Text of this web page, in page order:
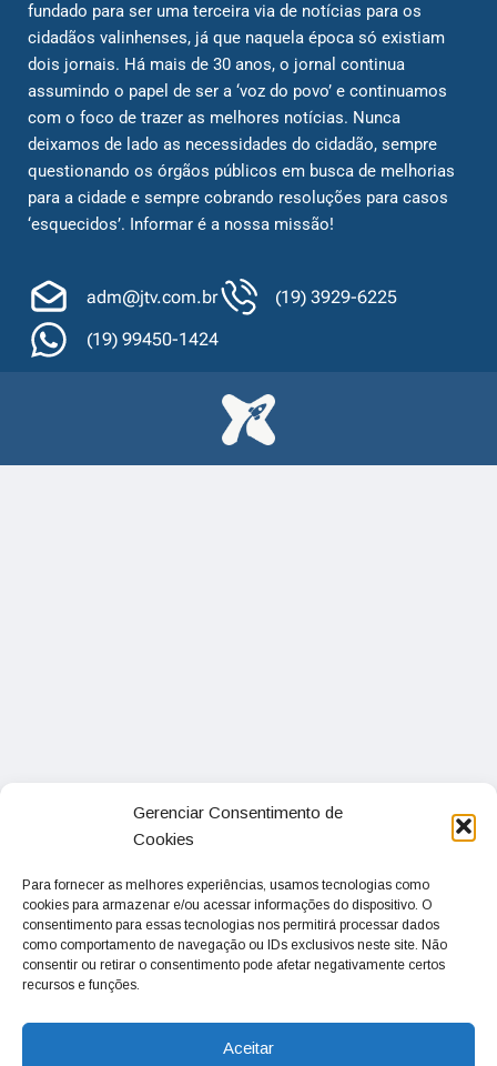
Gerenciar Consentimento de
Cookies
Para fornecer as melhores experiências, usamos tecnologias como
cookies para armazenar e/ou acessar informações do dispositivo. O
consentimento para essas tecnologias nos permitirá processar dados
como comportamento de navegação ou IDs exclusivos neste site. Não
consentir ou retirar o consentimento pode afetar negativamente certos
recursos e funções.
Aceitar
fundado para ser uma terceira via de notícias para os
cidadãos valinhenses, já que naquela época só existiam
dois jornais. Há mais de 30 anos, o jornal continua
assumindo o papel de ser a ‘voz do povo’ e continuamos
com o foco de trazer as melhores notícias. Nunca
deixamos de lado as necessidades do cidadão, sempre
questionando os órgãos públicos em busca de melhorias
para a cidade e sempre cobrando resoluções para casos
‘esquecidos’. Informar é a nossa missão!
adm@jtv.com.br
(19) 3929-6225
(19) 99450-1424